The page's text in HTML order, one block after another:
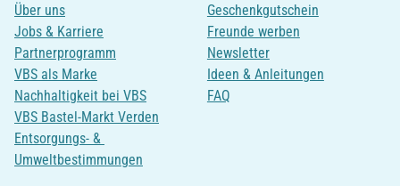
Über uns
Jobs & Karriere
Partnerprogramm
VBS als Marke
Nachhaltigkeit bei VBS
VBS Bastel-Markt Verden
Entsorgungs- &
Umweltbestimmungen
Geschenkgutschein
Freunde werben
Newsletter
Ideen & Anleitungen
FAQ